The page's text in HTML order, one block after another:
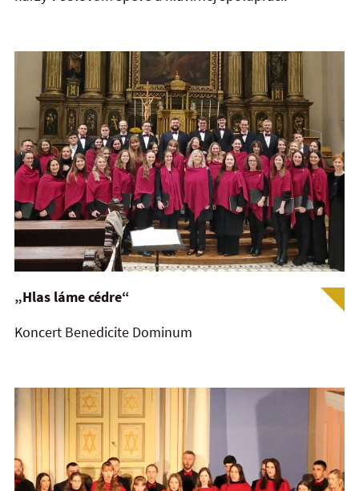
„Hlas láme cédre“
Koncert Benedicite Dominum